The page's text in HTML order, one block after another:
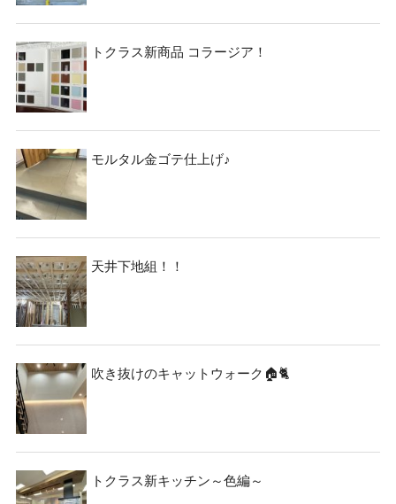
トクラス新商品 コラージア！
モルタル金ゴテ仕上げ♪
天井下地組！！
吹き抜けのキャットウォーク🏠🐈
トクラス新キッチン～色編～